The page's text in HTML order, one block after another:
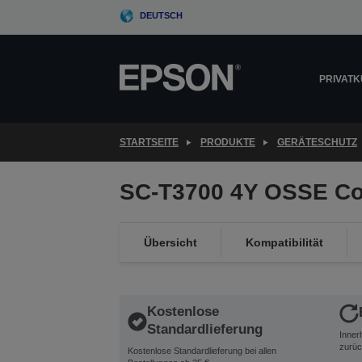
DEUTSCH
STARTSEITE PRODUKTE GERÄTESCHUTZ
SC-T3700 4Y OSSE
Übersicht Kompatibilität
Kostenlose
Standardlieferung
Kostenlose Standardlieferung bei allen